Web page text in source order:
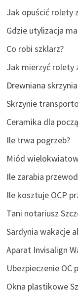
Jak opuścić rolety
Gdzie utylizacja
Co robi szklarz?
Jak mierzyć rolety
Drewniana
Skrzynie
Ceramika dla
Ile trwa pogrzeb?
Miód
Ile zarabia
Ile kosztuje OCP
Tani notariusz
Sardynia wakacje
Aparat Invisalign
Ubezpieczenie
Okna plastikowe